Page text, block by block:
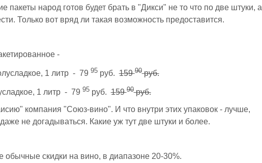
пакеты народ готов будет брать в "Дикси" не то что по две штуки, а
Только вот вряд ли такая возможность предоставится.
-
1 литр - 79 95руб.15990руб.
1 литр - 79 95руб.15990руб.
компания "Союз-вино". И что внутри этих упаковок - лучше,
не догадываться. Какие уж тут две штуки и более.
обычные скидки на вино, в диапазоне 20-30%.